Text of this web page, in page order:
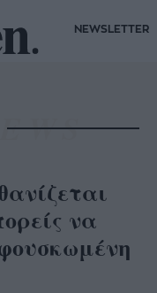
NEWSLETTER
να